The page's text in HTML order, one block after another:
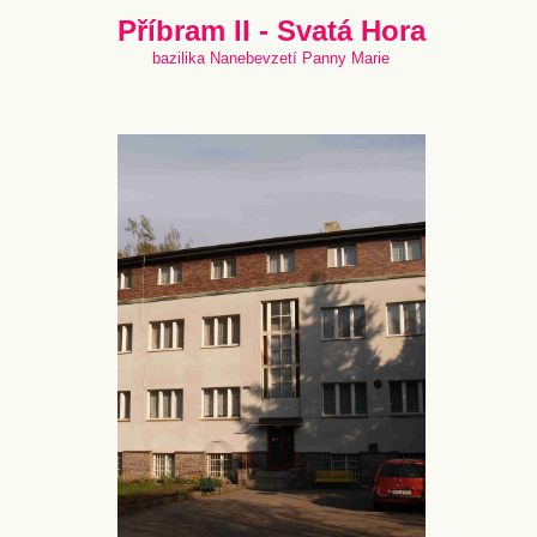
Příbram II - Svatá Hora
bazilika Nanebevzetí Panny Marie